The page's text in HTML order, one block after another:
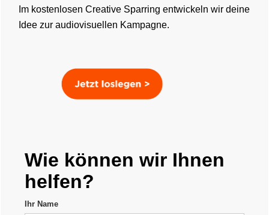
Im kostenlosen Creative Sparring entwickeln wir deine
Idee zur audiovisuellen Kampagne.
Wie können wir Ihnen
helfen?
Ihr Name